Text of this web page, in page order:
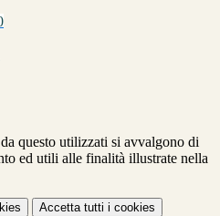
questo utilizzati si avvalgono di
ed utili alle finalità illustrate nella
Accetta tutti i cookies